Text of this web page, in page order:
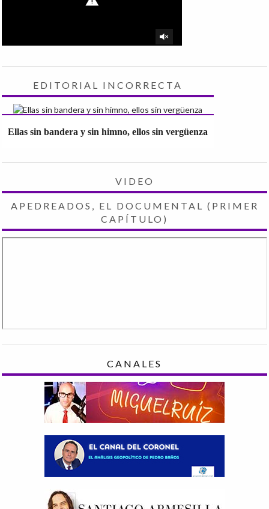
EDITORIAL INCORRECTA
Ellas sin bandera y sin himno, ellos sin vergüenza
VIDEO
APEDREADOS, EL DOCUMENTAL (PRIMER
CAPÍTULO)
CANALES